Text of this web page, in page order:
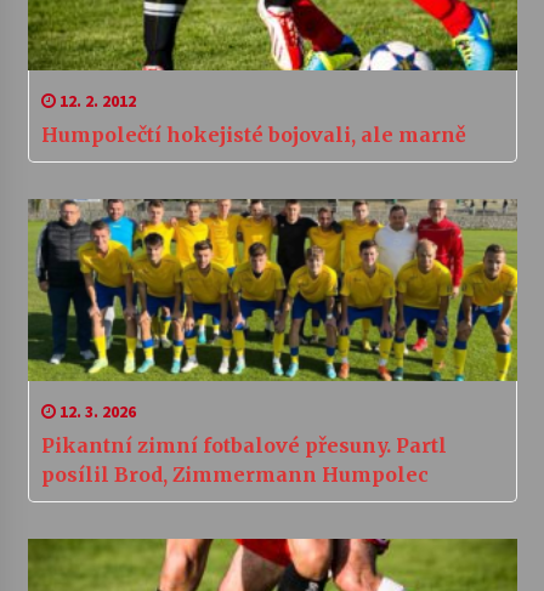
12. 2. 2012
Humpolečtí hokejisté bojovali, ale marně
12. 3. 2026
Pikantní zimní fotbalové přesuny. Partl
posílil Brod, Zimmermann Humpolec